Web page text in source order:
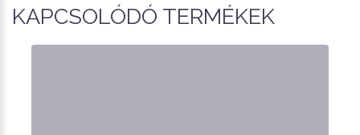
KAPCSOLÓDÓ TERMÉKEK